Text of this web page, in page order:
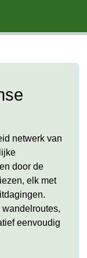
netwerk van
door de
elk met
eenvoudig